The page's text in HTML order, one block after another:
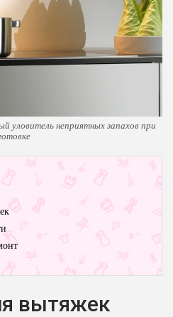
уловитель неприятных запахов при
вытяжек